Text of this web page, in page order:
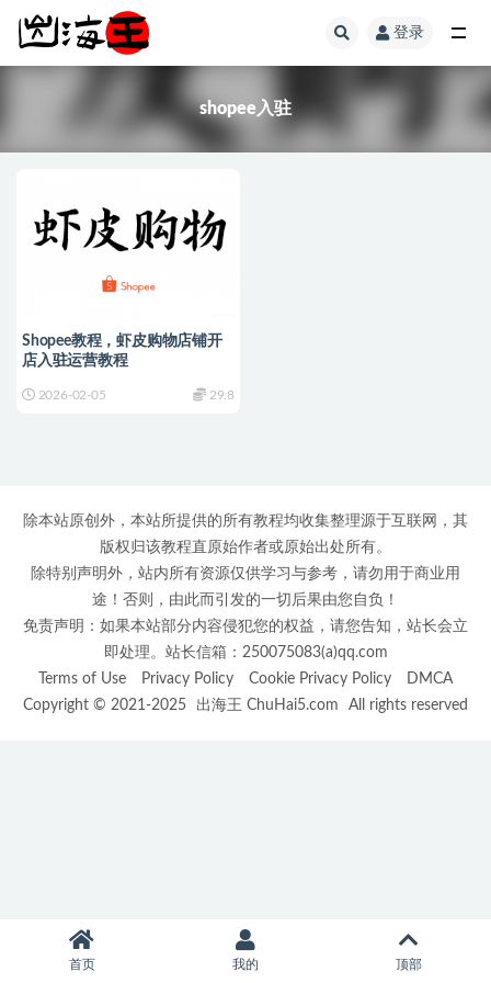
登录
shopee入驻
Shopee教程，虾皮购物店铺开
店入驻运营教程
2026-02-05 29.8
除本站原创外，本站所提供的所有教程均收集整理源于互联网，其
版权归该教程直原始作者或原始出处所有。
除特别声明外，站内所有资源仅供学习与参考，请勿用于商业用
途！否则，由此而引发的一切后果由您自负！
免责声明：如果本站部分内容侵犯您的权益，请您告知，站长会立
即处理。站长信箱：250075083(a)qq.com
Terms of Use
Privacy Policy Cookie Privacy Policy
DMCA
Copyright © 2021-2025
出海王 ChuHai5.com All rights reserved
首页 我的 顶部
全部